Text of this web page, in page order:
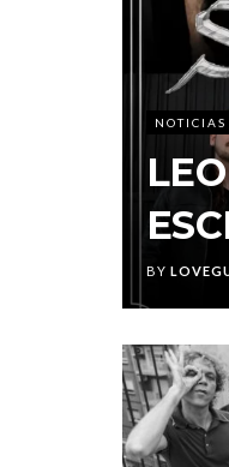
NOTICIAS
BY